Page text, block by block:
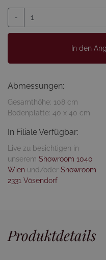
-
In den
Abmessungen:
Gesamthöhe: 108 cm
Bodenplatte: 40 x 40 cm
In Filiale Verfügbar:
Live zu besichtigen in
unserem Showroom 1040
Wien und/oder Showroom
2331 Vösendorf
Produktdetails